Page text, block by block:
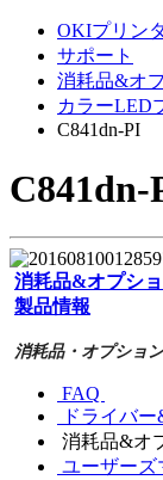
OKIプリン
サポート
消耗品&オ
カラーLED
C841dn-PI
C841dn-
消耗品&オプシ
製品情報
消耗品・オプショ
FAQ
ドライバ
消耗品&オ
ユーザーズ